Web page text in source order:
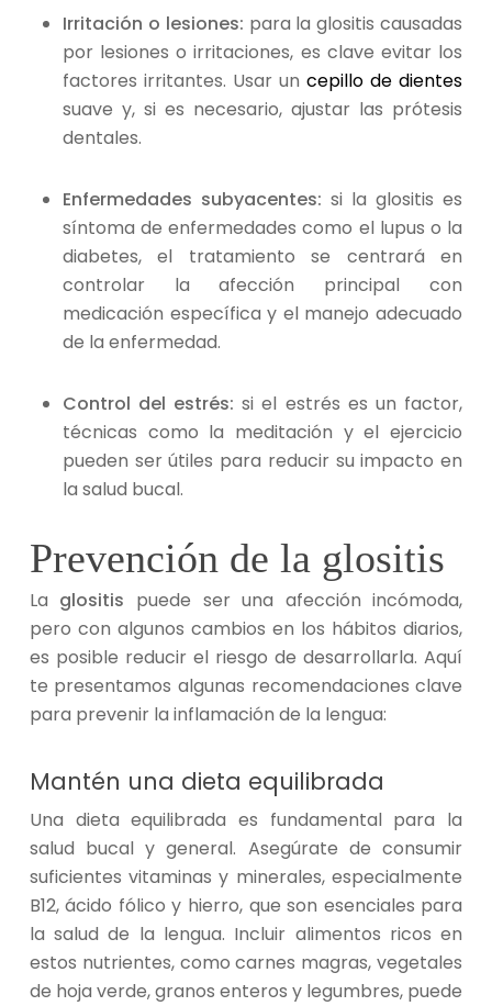
Irritación o lesiones: para la glositis causadas
por lesiones o irritaciones, es clave evitar los
factores irritantes. Usar uncepillo de dientes
suave y, si es necesario, ajustar las prótesis
dentales.
Enfermedades subyacentes: si la glositis es
síntoma de enfermedades como el lupus o la
diabetes, el tratamiento se centrará en
controlar la afección principal con
medicación específica y el manejo adecuado
de la enfermedad.
Control del estrés:si el estrés es un factor,
técnicas como la meditación y el ejercicio
pueden ser útiles para reducir su impacto en
la salud bucal.
Prevención de la glositis
La glositis puede ser una afección incómoda,
pero con algunos cambios en los hábitos diarios,
es posible reducir el riesgo de desarrollarla. Aquí
te presentamos algunas recomendaciones clave
para prevenir la inflamación de la lengua:
Mantén una dieta equilibrada
Una dieta equilibrada es fundamental para la
salud bucal y general. Asegúrate de consumir
suficientes vitaminas y minerales, especialmente
B12, ácido fólico y hierro, que son esenciales para
la salud de la lengua. Incluir alimentos ricos en
estos nutrientes, como carnes magras, vegetales
de hoja verde, granos enteros y legumbres, puede